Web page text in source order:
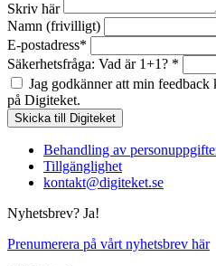
Skriv här
Namn (frivilligt)
E-postadress*
Säkerhetsfråga: Vad är 1+1? *
Jag godkänner att min
på Digiteket.
Behandling av
Tillgänglighet
kontakt@digiteket.se
Nyhetsbrev? Ja!
Prenumerera på vårt nyhetsbrev här